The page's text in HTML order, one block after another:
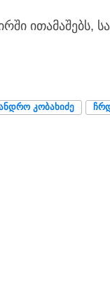
ითამაშებს,
ᲙᲝᲑᲐᲮᲘᲫᲔ